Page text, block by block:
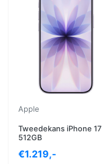
Apple
Tweedekans iPhone 17
512GB
€1.219,-